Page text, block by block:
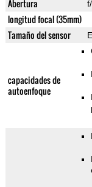
Abertura
longitud focal (35mm)
Tamaño del sensor
capacidades de
autoenfoque